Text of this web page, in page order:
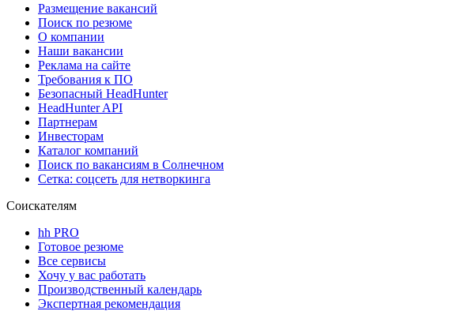
Размещение вакансий
Поиск по резюме
О компании
Наши вакансии
Реклама на сайте
Требования к ПО
Безопасный HeadHunter
HeadHunter API
Партнерам
Инвесторам
Каталог компаний
Поиск по вакансиям в Солнечном
Сетка: соцсеть для нетворкинга
Соискателям
hh PRO
Готовое резюме
Все сервисы
Хочу у вас работать
Производственный календарь
Экспертная рекомендация